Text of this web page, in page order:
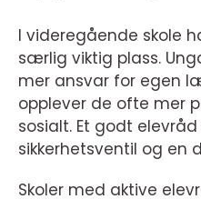
I videregående skole
særlig viktig plass.
mer ansvar for egen
opplever de ofte mer
sosialt. Et godt
sikkerhetsventil og en
Skoler med aktive